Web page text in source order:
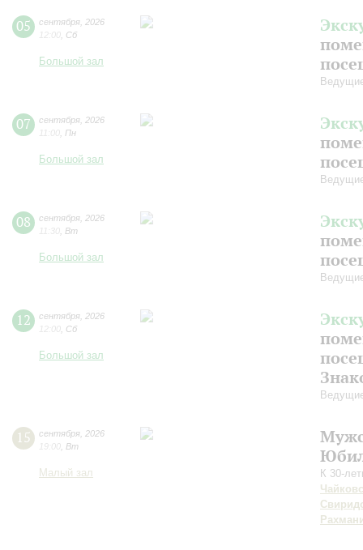
05 сентября 2026
12:00 Сб
Большой зал
07 сентября 2026
11:00 Пн
Большой зал
08 сентября 2026
11:30 Вт
Большой зал
12 сентября 2026
12:00 Сб
Большой зал
15 сентября 2026
19:00 Вт
Малый зал
К 30-